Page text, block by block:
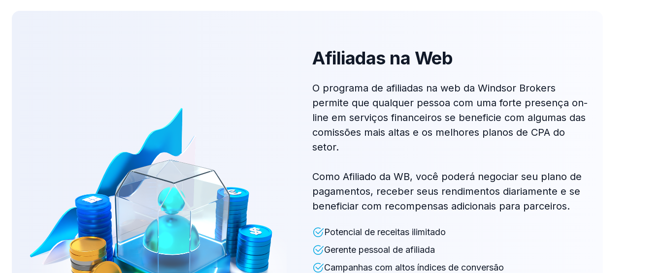
Afiliadas na Web
O programa de afiliadas na web da Windsor Brokers
permite que qualquer pessoa com uma forte presença on-
line em serviços financeiros se beneficie com algumas das
comissões mais altas e os melhores planos de CPA do
setor.
Como Afiliado da WB, você poderá negociar seu plano de
pagamentos, receber seus rendimentos diariamente e se
beneficiar com recompensas adicionais para parceiros.
Potencial de receitas ilimitado
Gerente pessoal de afiliada
Campanhas com altos índices de conversão